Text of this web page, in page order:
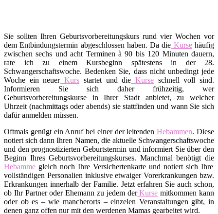
Sie sollten Ihren Geburtsvorbereitungskurs rund vier Wochen vor
dem Entbindungstermin abgeschlossen haben. Da die Kursehäufig
zwischen sechs und acht Terminen à 90 bis 120 Minuten dauern,
rate ich zu einem Kursbeginn spätestens in der 28.
Schwangerschaftswoche. Bedenken Sie, dass nicht unbedingt jede
Woche ein neuerKurs startet und die Kurseschnell voll sind.
Informieren Sie sich daher frühzeitig, wer
Geburtsvorbereitungskurse in Ihrer Stadt anbietet, zu welcher
Uhrzeit (nachmittags oder abends) sie stattfinden und wann Sie sich
dafür anmelden müssen.
Oftmals genügt ein Anruf bei einer der leitenden Hebammen. Diese
notiert sich dann Ihren Namen, die aktuelle Schwangerschaftswoche
und den prognostizierten Geburtstermin und informiert Sie über den
Beginn Ihres Geburtsvorbereitungskurses. Manchmal benötigt die
Hebamme gleich noch Ihre Versichertenkarte und notiert sich Ihre
vollständigen Personalien inklusive etwaiger Vorerkrankungen bzw.
Erkrankungen innerhalb der Familie. Jetzt erfahren Sie auch schon,
ob Ihr Partner oder Ehemann zu jedem derKurse mitkommen kann
oder ob es – wie mancherorts – einzelen Veranstaltungen gibt, in
denen ganz offen nur mit den werdenen Mamas gearbeitet wird.